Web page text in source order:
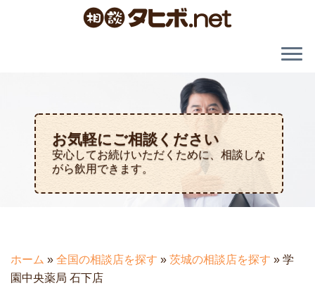
お気軽にご相談ください
安心してお続けいただくために、相談しな
がら飲用できます。
ホーム » 全国の相談店を探す » 茨城の相談店を探す » 学
園中央薬局 石下店